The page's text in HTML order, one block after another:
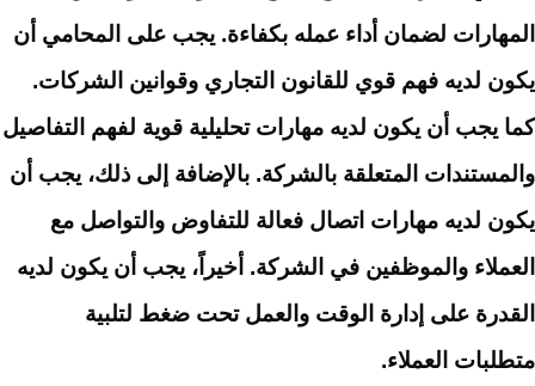
المهارات لضمان أداء عمله بكفاءة. يجب على المحامي أن
يكون لديه فهم قوي للقانون التجاري وقوانين الشركات.
كما يجب أن يكون لديه مهارات تحليلية قوية لفهم التفاصيل
والمستندات المتعلقة بالشركة. بالإضافة إلى ذلك، يجب أن
يكون لديه مهارات اتصال فعالة للتفاوض والتواصل مع
العملاء والموظفين في الشركة. أخيراً، يجب أن يكون لديه
القدرة على إدارة الوقت والعمل تحت ضغط لتلبية
متطلبات العملاء.